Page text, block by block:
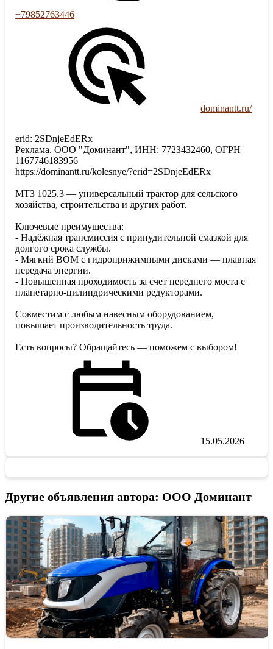
+79852763446
dominantt.ru/
erid: 2SDnjeEdERx
Реклама. ООО "Доминант", ИНН: 772З4З2460, ОГРН
116774618З956
https://dominantt.ru/kolesnye/?erid=2SDnjeEdERx
МТЗ 1025.3 — универсальный трактор для сельского
хозяйства, строительства и других работ.
Ключевые преимущества:
- Надёжная трансмиссия с принудительной смазкой для
долгого срока службы.
- Мягкий ВОМ с гидроприжимными дисками — плавная
передача энергии.
- Повышенная проходимость за счет переднего моста с
планетарно-цилиндрическими редукторами.
Совместим с любым навесным оборудованием,
повышает производительность труда.
Есть вопросы? Обращайтесь — поможем с выбором!
15.05.2026
Другие объявления автора: ООО Доминант